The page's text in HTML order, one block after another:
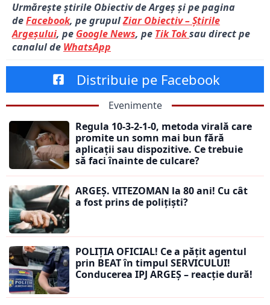
Urmărește știrile Obiectiv de Argeș și pe pagina
deFacebook, pe grupulZiar Obiectiv – Știrile
Argeșului, pe Google News, pe Tik Toksau direct pe
canalul de WhatsApp
Distribuie pe Facebook
Evenimente
Regula 10-3-2-1-0, metoda virală care
promite un somn mai bun fără
aplicații sau dispozitive. Ce trebuie
să faci înainte de culcare?
ARGEȘ. VITEZOMAN la 80 ani! Cu cât
a fost prins de polițiști?
POLIȚIA OFICIAL! Ce a pățit agentul
prin BEAT în timpul SERVICULUI!
Conducerea IPJ ARGEȘ – reacție dură!